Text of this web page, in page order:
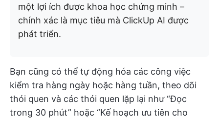
một lợi ích được khoa học chứng minh –
chính xác là mục tiêu mà ClickUp AI được
phát triển.
Bạn cũng có thể tự động hóa các công việc
kiểm tra hàng ngày hoặc hàng tuần, theo dõi
thói quen và các thói quen lặp lại như “Đọc
trong 30 phút” hoặc “Kế hoạch ưu tiên cho